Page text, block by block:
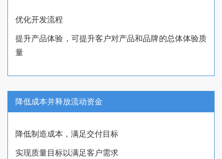
优化开发流程
提升产品体验，可提升客户对产品和品牌的总体体验质
量
降低成本并释放流动资金
降低制造成本，满足交付目标
实现质量目标以满足客户需求